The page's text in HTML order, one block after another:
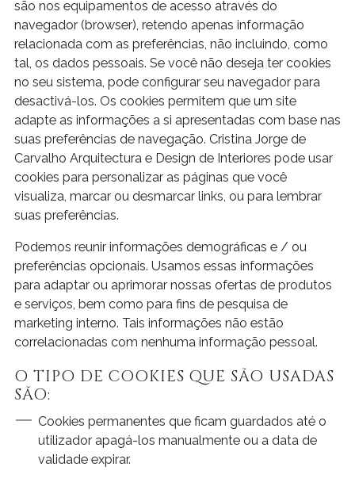
são nos equipamentos de acesso através do
navegador (browser), retendo apenas informação
relacionada com as preferências, não incluindo, como
tal, os dados pessoais. Se você não deseja ter cookies
no seu sistema, pode configurar seu navegador para
desactivá-los. Os cookies permitem que um site
adapte as informações a si apresentadas com base nas
suas preferências de navegação. Cristina Jorge de
Carvalho Arquitectura e Design de Interiores pode usar
cookies para personalizar as páginas que você
visualiza, marcar ou desmarcar links, ou para lembrar
suas preferências.
Podemos reunir informações demográficas e / ou
preferências opcionais. Usamos essas informações
para adaptar ou aprimorar nossas ofertas de produtos
e serviços, bem como para fins de pesquisa de
marketing interno. Tais informações não estão
correlacionadas com nenhuma informação pessoal.
O TIPO DE COOKIES QUE SÃO USADAS
SÃO:
Cookies permanentes que ficam guardados até o
utilizador apagá-los manualmente ou a data de
validade expirar.